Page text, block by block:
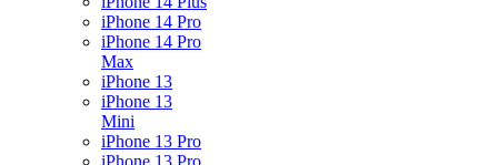
iPhone 14 Pro
iPhone 14 Pro
Max
iPhone 13
iPhone 13
Mini
iPhone 13 Pro
iPhone 13 Pro